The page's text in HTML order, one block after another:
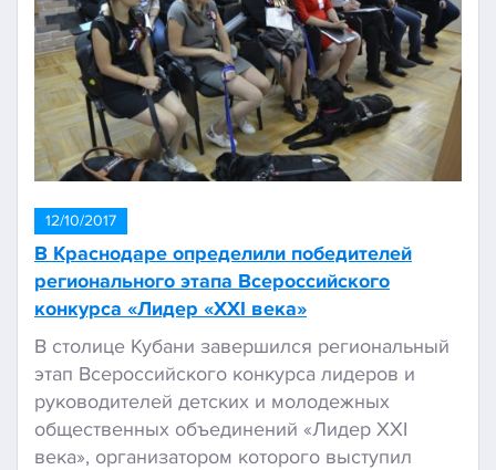
12/10/2017
В Краснодаре определили победителей
регионального этапа Всероссийского
конкурса «Лидер «XXI века»
В столице Кубани завершился региональный
этап Всероссийского конкурса лидеров и
руководителей детских и молодежных
общественных объединений «Лидер XXI
века», организатором которого выступил